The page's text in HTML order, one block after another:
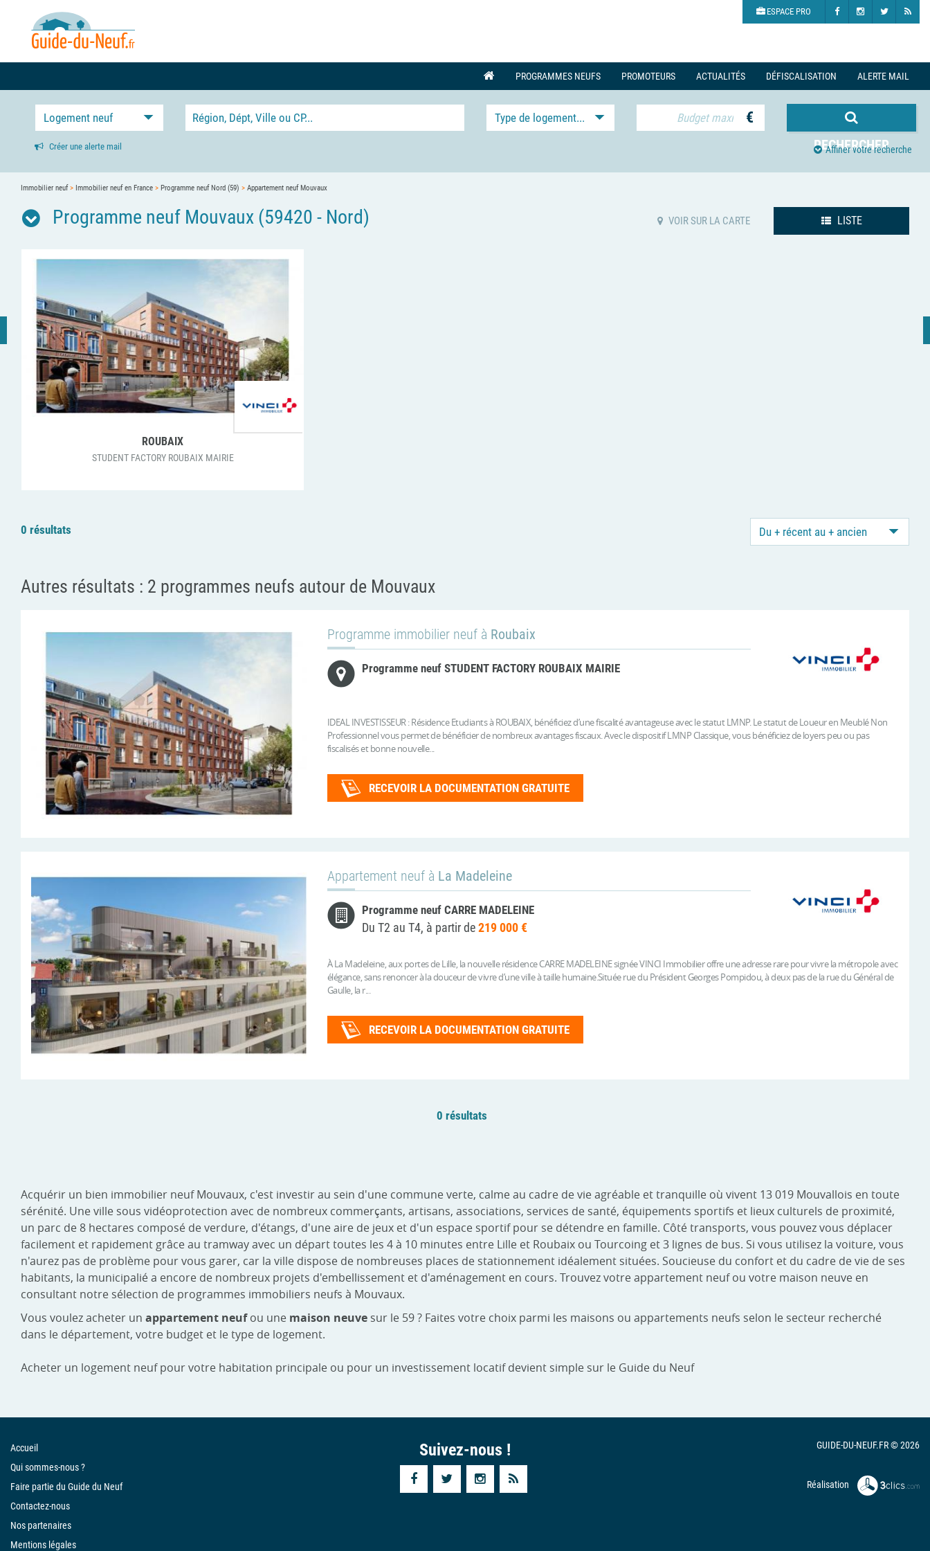
ESPACE PRO
PROGRAMMES NEUFS PROMOTEURS ACTUALITÉS DÉFISCALISATION ALERTE MAIL
Logement neuf Type de logement... €
RECHERCHER
Créer une alerte mail Affiner votre recherche
Immobilier neuf> Immobilier neuf en France > Programme neuf Nord (59) > Appartement neuf Mouvaux
Programme neuf Mouvaux (59420 - Nord) VOIR SUR LA CARTE LISTE
ROUBAIX
STUDENT FACTORY ROUBAIX MAIRIE
0 résultats Du + récent au + ancien
Autres résultats : 2 programmes neufs autour de Mouvaux
Programme immobilier neuf à Roubaix
Programme neuf STUDENT FACTORY ROUBAIX MAIRIE
IDEAL INVESTISSEUR : Résidence Etudiants à ROUBAIX, bénéficiez d’une fiscalité avantageuse avec le statut LMNP. Le statut de Loueur en Meublé Non
Professionnel vous permet de bénéficier de nombreux avantages fiscaux. Avec le dispositif LMNP Classique, vous bénéficiez de loyers peu ou pas
fiscalisés et bonne nouvelle...
RECEVOIR LA DOCUMENTATION GRATUITE
Appartement neuf à La Madeleine
Programme neuf CARRE MADELEINE
Du T2 au T4, à partir de219 000 €
À La Madeleine, aux portes de Lille, la nouvelle résidence CARRE MADELEINE signée VINCI Immobilier offre une adresse rare pour vivre la métropole avec
élégance, sans renoncer à la douceur de vivre d’une ville à taille humaine.Située rue du Président Georges Pompidou, à deux pas de la rue du Général de
Gaulle, la r...
RECEVOIR LA DOCUMENTATION GRATUITE
0 résultats
Acquérir un bien immobilier neuf Mouvaux, c'est investir au sein d'une commune verte, calme au cadre de vie agréable et tranquille où vivent 13 019 Mouvallois en toute
sérénité. Une ville sous vidéoprotection avec de nombreux commerçants, artisans, associations, services de santé, équipements sportifs et lieux culturels de proximité,
un parc de 8 hectares composé de verdure, d'étangs, d'une aire de jeux et d'un espace sportif pour se détendre en famille. Côté transports, vous pouvez vous déplacer
facilement et rapidement grâce au tramway avec un départ toutes les 4 à 10 minutes entre Lille et Roubaix ou Tourcoing et 3 lignes de bus. Si vous utilisez la voiture, vous
n'aurez pas de problème pour vous garer, car la ville dispose de nombreuses places de stationnement idéalement situées. Soucieuse du confort et du cadre de vie de ses
habitants, la municipalié a encore de nombreux projets d'embellissement et d'aménagement en cours. Trouvez votre appartement neuf ou votre maison neuve en
consultant notre sélection de programmes immobiliers neufs à Mouvaux.
Vous voulez acheter un appartement neufou une maison neuve sur le 59 ? Faites votre choix parmi les maisons ou appartements neufs selon le secteur recherché
dans le département, votre budget et le type de logement.
Acheter un logement neuf pour votre habitation principale ou pour un investissement locatif devient simple sur le Guide du Neuf
Accueil
Qui sommes-nous ?
Faire partie du Guide du Neuf
Contactez-nous
Nos partenaires
Mentions légales
Suivez-nous ! GUIDE-DU-NEUF.FR © 2026
Réalisation